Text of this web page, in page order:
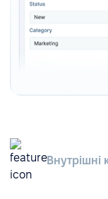
Внутрішні